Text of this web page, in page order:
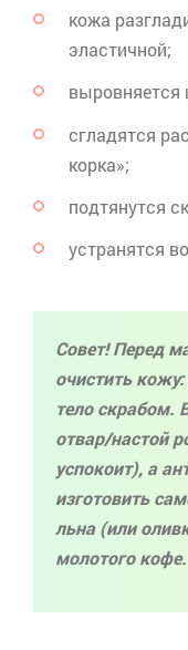
кожа
эластичной;
выровняется
сгладятся
корка»;
подтянутся
устранятся
Совет! Перед
очистить
телоскрабом.
отвар/настой
успокоит), а
изготовить
льна (или
молотого кофе.